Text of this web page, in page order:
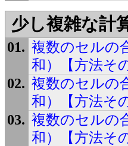
少し複雑な計
複数のセルの
和）【方法そ
複数のセルの
和）【方法そ
複数のセルの
和）【方法そ